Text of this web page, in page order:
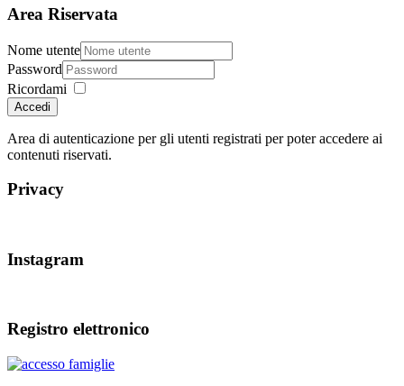
Area Riservata
Nome utente
Password
Ricordami
Accedi
Area di autenticazione per gli utenti registrati per poter accedere ai
contenuti riservati.
Privacy
Instagram
Registro elettronico